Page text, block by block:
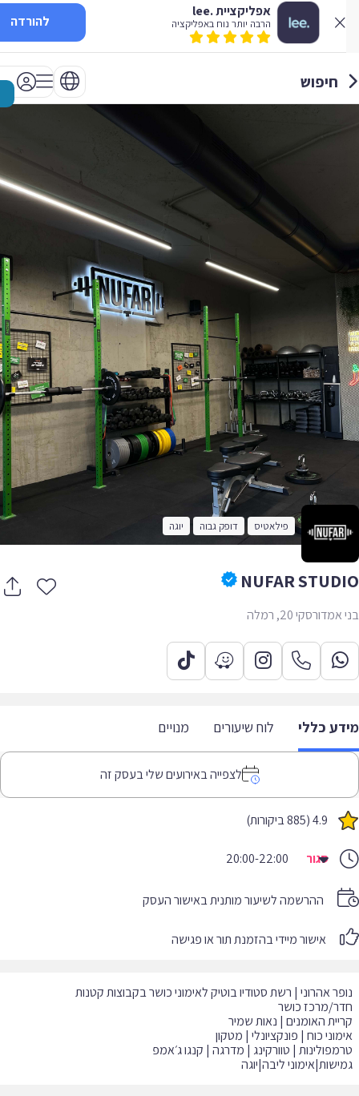
אפליקציית .lee
הרבה יותר נוח באפליקציה להורדה
חיפוש
פילאטיס דופק גבוה יוגה
NUFAR
20, רמלה
כללי לוח שיעורים מנויים
לצפייה באירועים שלי בעסק זה
4.9 (885 ביקורות)
סגור 20:00-22:00
ההרשמה לשיעור מותנית באישור העסק
אישור מיידי בהזמנת תור או פגישה
ליבה|יוגה